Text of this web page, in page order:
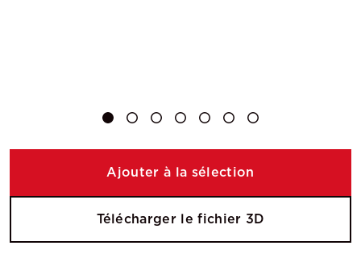
Ajouter à la sélection
Télécharger le fichier 3D